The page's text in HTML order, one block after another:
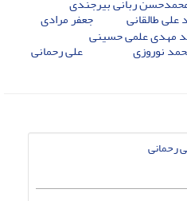
ربانی بیرجندی
طالقانی جعفر مرادی
مهدی علمی حسینی
نوروزی علی رحمانی